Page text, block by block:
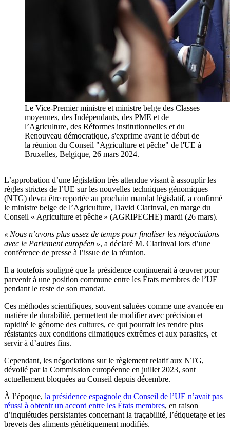
Le Vice-Premier ministre et ministre belge des Classes
moyennes, des Indépendants, des PME et de
l’Agriculture, des Réformes institutionnelles et du
Renouveau démocratique, s'exprime avant le début de
la réunion du Conseil "Agriculture et pêche" de l'UE à
Bruxelles, Belgique, 26 mars 2024.
L’approbation d’une législation très attendue visant à assouplir les
règles strictes de l’UE sur les nouvelles techniques génomiques
(NTG) devra être reportée au prochain mandat législatif, a confirmé
le ministre belge de l’Agriculture, David Clarinval, en marge du
Conseil « Agriculture et pêche » (AGRIPECHE) mardi (26 mars).
« Nous n’avons plus assez de temps pour finaliser les négociations
avec le Parlement européen », a déclaré M. Clarinval lors d’une
conférence de presse à l’issue de la réunion.
Il a toutefois souligné que la présidence continuerait à œuvrer pour
parvenir à une position commune entre les États membres de l’UE
pendant le reste de son mandat.
Ces méthodes scientifiques, souvent saluées comme une avancée en
matière de durabilité, permettent de modifier avec précision et
rapidité le génome des cultures, ce qui pourrait les rendre plus
résistantes aux conditions climatiques extrêmes et aux parasites, et
servir à d’autres fins.
Cependant, les négociations sur le règlement relatif aux NTG,
dévoilé par la Commission européenne en juillet 2023, sont
actuellement bloquées au Conseil depuis décembre.
À l’époque, la présidence espagnole du Conseil de l’UE n’avait pas
réussi à obtenir un accord entre les États membres, en raison
d’inquiétudes persistantes concernant la traçabilité, l’étiquetage et les
brevets des aliments génétiquement modifiés.